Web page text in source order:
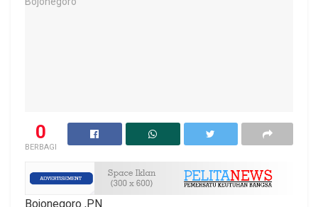
0
BERBAGI
Bojonegoro ,PN